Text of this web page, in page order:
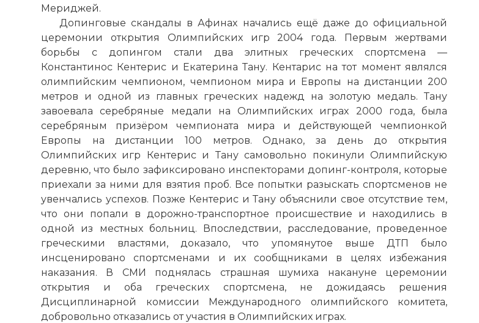
Мериджей.
Допинговые скандалы в Афинах начались ещё даже до официальной
церемонии открытия Олимпийских игр 2004 года. Первым жертвами
борьбы с допингом стали два элитных греческих спортсмена —
Константинос Кентерис и Екатерина Тану. Кентарис на тот момент являлся
олимпийским чемпионом, чемпионом мира и Европы на дистанции 200
метров и одной из главных греческих надежд на золотую медаль. Тану
завоевала серебряные медали на Олимпийских играх 2000 года, была
серебряным призёром чемпионата мира и действующей чемпионкой
Европы на дистанции 100 метров. Однако, за день до открытия
Олимпийских игр Кентерис и Тану самовольно покинули Олимпийскую
деревню, что было зафиксировано инспекторами допинг-контроля, которые
приехали за ними для взятия проб. Все попытки разыскать спортсменов не
увенчались успехов. Позже Кентерис и Тану объяснили свое отсутствие тем,
что они попали в дорожно-транспортное происшествие и находились в
одной из местных больниц. Впоследствии, расследование, проведенное
греческими властями, доказало, что упомянутое выше ДТП было
инсценировано спортсменами и их сообщниками в целях избежания
наказания. В СМИ поднялась страшная шумиха накануне церемонии
открытия и оба греческих спортсмена, не дожидаясь решения
Дисциплинарной комиссии Международного олимпийского комитета,
добровольно отказались от участия в Олимпийских играх.